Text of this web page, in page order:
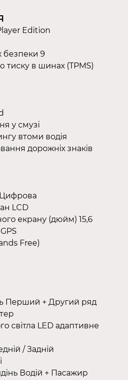
Edition
безпеки 9
тиску в шинах (TPMS)
у смузі
втоми водія
дорожніх знаків
LCD
екрану (дюйм) 15,6
Free)
Перший + Другий ряд
світла LED адаптивне
/ Задній
Водій + Пасажир